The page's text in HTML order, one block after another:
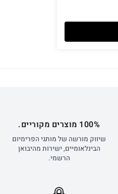
100% מוצרים מקוריים.
שיווק מורשה של מותגי הפרימיום
הבינלאומיים, ישירות מהיבואן
הרשמי.